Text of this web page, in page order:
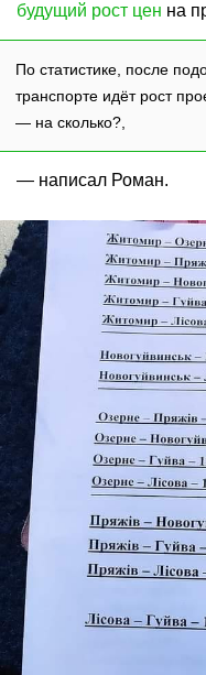
будущий рост цен на
По статистике, после
транспорте идёт рост
— на сколько?,
— написал Роман.